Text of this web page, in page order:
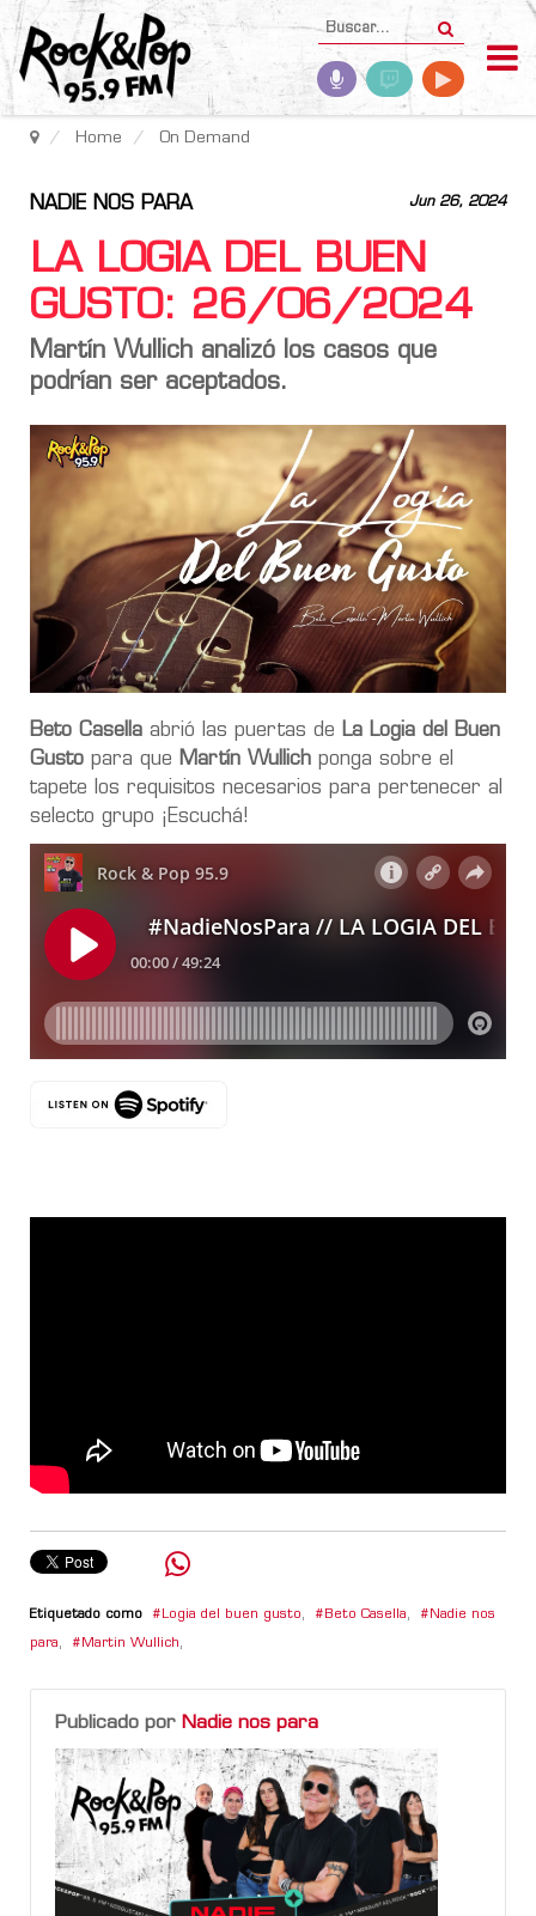
Home On Demand
Jun 26, 2024
NADIE NOS PARA
LA LOGIA DEL BUEN
GUSTO: 26/06/2024
Martín Wullich analizó los casos que
podrían ser aceptados.
Beto Casella abrió las puertas de La Logia del Buen
Gusto para que Martín Wullich ponga sobre el
tapete los requisitos necesarios para pertenecer al
selecto grupo ¡Escuchá!
Etiquetado como Logia del buen gusto, Beto Casella, Nadie nos
para, Martin Wullich,
Publicado por Nadie nos para